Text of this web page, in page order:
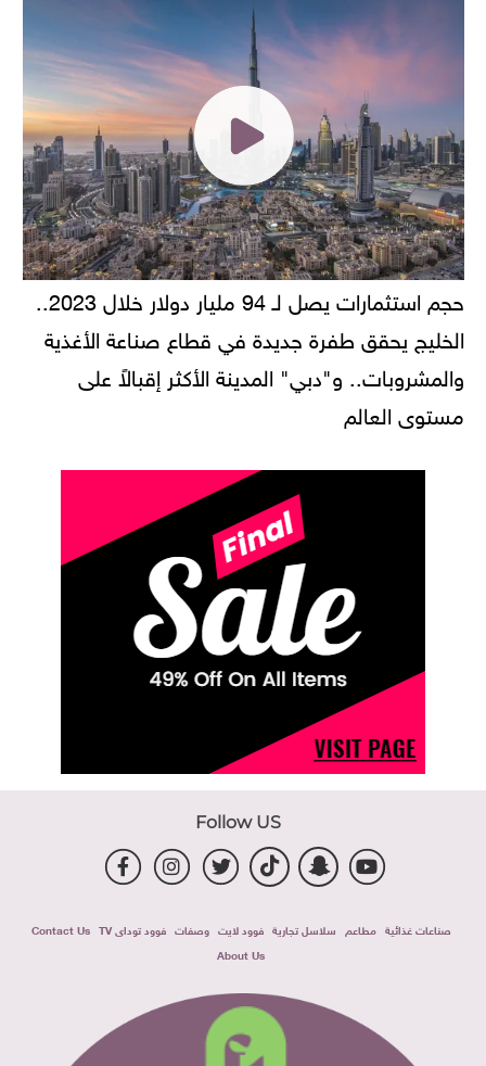
حجم استثمارات يصل لـ 94 مليار دولار خلال 2023..
الخليج يحقق طفرة جديدة في قطاع صناعة الأغذية
والمشروبات.. و"دبي" المدينة الأكثر إقبالاً على
مستوى العالم
Follow US
صناعات غذائية مطاعم سلاسل تجارية فوود لايت وصفات فوود توداى TV
Contact Us
About Us